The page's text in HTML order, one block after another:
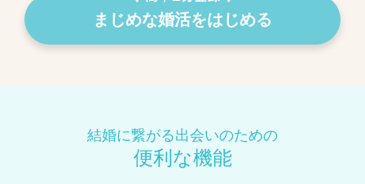
まじめな婚活をはじめる
結婚に繋がる出会いのための
便利な機能